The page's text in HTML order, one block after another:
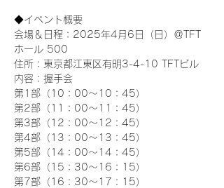
◆イベント概要
会場＆日程：2025年4月6日（日）＠TFT
ホール 500
住所：東京都江東区有明3-4-10 TFTビル
内容：握手会
第1部（10：00～10：45）
第2部（11：00～11：45）
第3部（12：00～12：45）
第4部（13：00～13：45）
第5部（14：00～14：45）
第6部（15：30～16：15）
第7部（16：30～17：15）